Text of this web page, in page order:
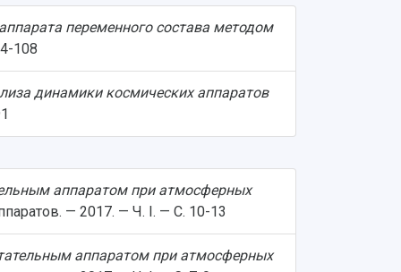
переменного состава методом
108
динамики космических аппаратов
аппаратом при атмосферных
— 2017. — Ч. I. — С. 10-13
аппаратом при атмосферных